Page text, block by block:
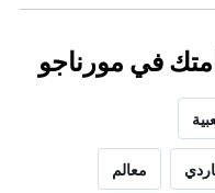
في مورناجو
معالم